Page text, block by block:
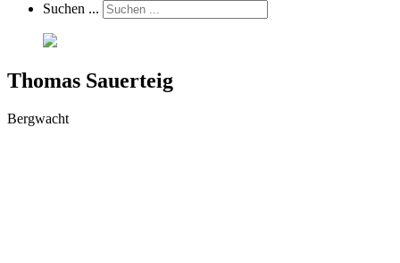
Suchen ...
Thomas Sauerteig
Bergwacht